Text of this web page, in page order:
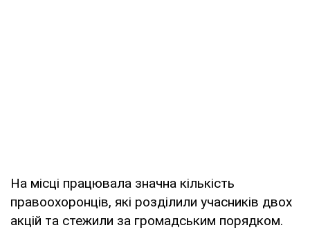
На місці працювала значна кількість
правоохоронців, які розділили учасників двох
акцій та стежили за громадським порядком.